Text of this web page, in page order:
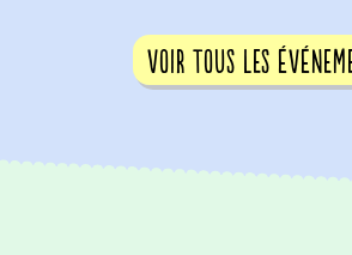
voir tous les